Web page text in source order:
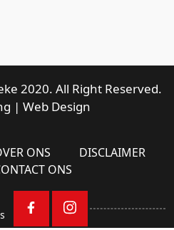
2020. All Right Reserved.
| Web Design
ONS
DISCLAIMER
ONS